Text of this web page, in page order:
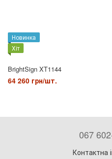
Новинка
Хіт
BrightSign XT1144
64 260 грн/шт.
067
Контактна